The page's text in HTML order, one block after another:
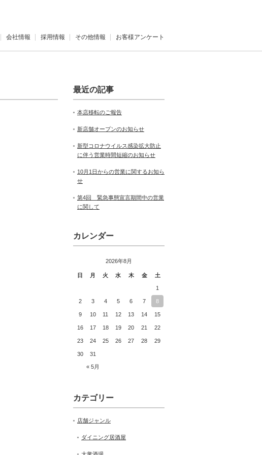
会社情報 採用情報 その他情報 お客様アンケート
最近の記事
本店移転のご報告
新店舗オープンのお知らせ
新型コロナウイルス感染拡大防止
に伴う営業時間短縮のお知らせ
10月1日からの営業に関するお知ら
せ
第4回 緊急事態宣言期間中の営業
に関して
カレンダー
2026年8月
日 月 火 水 木 金 土
« 5月
1
2 3 4 5 6 7 8
9 10 11 12 13 14 15
16 17 18 19 20 21 22
23 24 25 26 27 28 29
30 31
カテゴリー
店舗ジャンル
ダイニング居酒屋